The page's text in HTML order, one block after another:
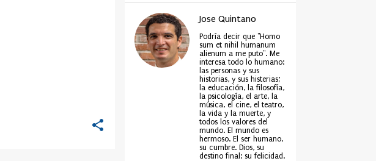
Jose Quintano
Podría decir que "Homo
sum et nihil humanum
alienum a me puto". Me
interesa todo lo humano:
las personas y sus
historias, y sus histerias;
la educación, la filosofía,
la psicología, el arte, la
música, el cine, el teatro,
la vida y la muerte, y
todos los valores del
mundo. El mundo es
hermoso. El ser humano,
su cumbre. Dios, su
destino final: su felicidad.